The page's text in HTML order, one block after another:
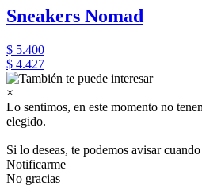
Sneakers Nomad
$ 5.400
$ 4.427
×
Lo sentimos, en este momento no
elegido.
Si lo deseas, te podemos avisar
Notificarme
No gracias